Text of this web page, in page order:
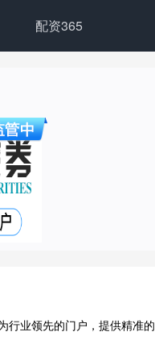
配资365
行业领先的门户，提供精准的